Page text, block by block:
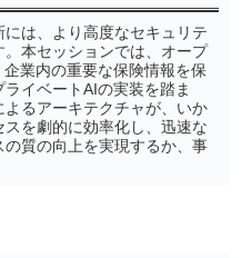
は、より高度なセキュリテ
本セッションでは、オープ
業内の重要な保険情報を保
イベートAIの実装を踏ま
るアーキテクチャが、いか
を劇的に効率化し、迅速な
質の向上を実現するか、事